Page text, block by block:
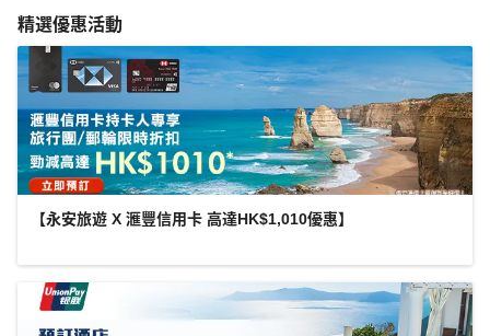
精選優惠活動
【永安旅遊 X 滙豐信用卡 高達HK$1,010優惠】